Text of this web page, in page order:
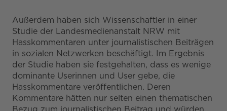
Außerdem haben sich Wissenschaftler in einer
Studie der Landesmedienanstalt NRW mit
Hasskommentaren unter journalistischen Beiträgen
in sozialen Netzwerken beschäftigt. Im Ergebnis
der Studie haben sie festgehalten, dass es wenige
dominante Userinnen und User gebe, die
Hasskommentare veröffentlichen. Deren
Kommentare hätten nur selten einen thematischen